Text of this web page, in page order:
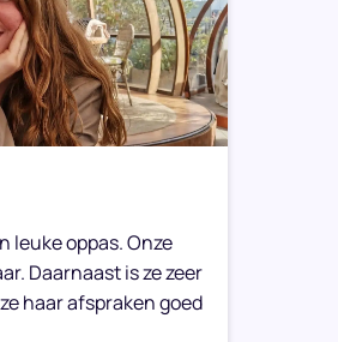
leuke oppas. Onze
Daarnaast is ze zeer
haar afspraken goed